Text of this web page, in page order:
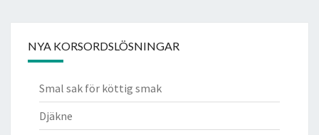
NYA KORSORDSLÖSNINGAR
Smal sak för köttig smak
Djäkne